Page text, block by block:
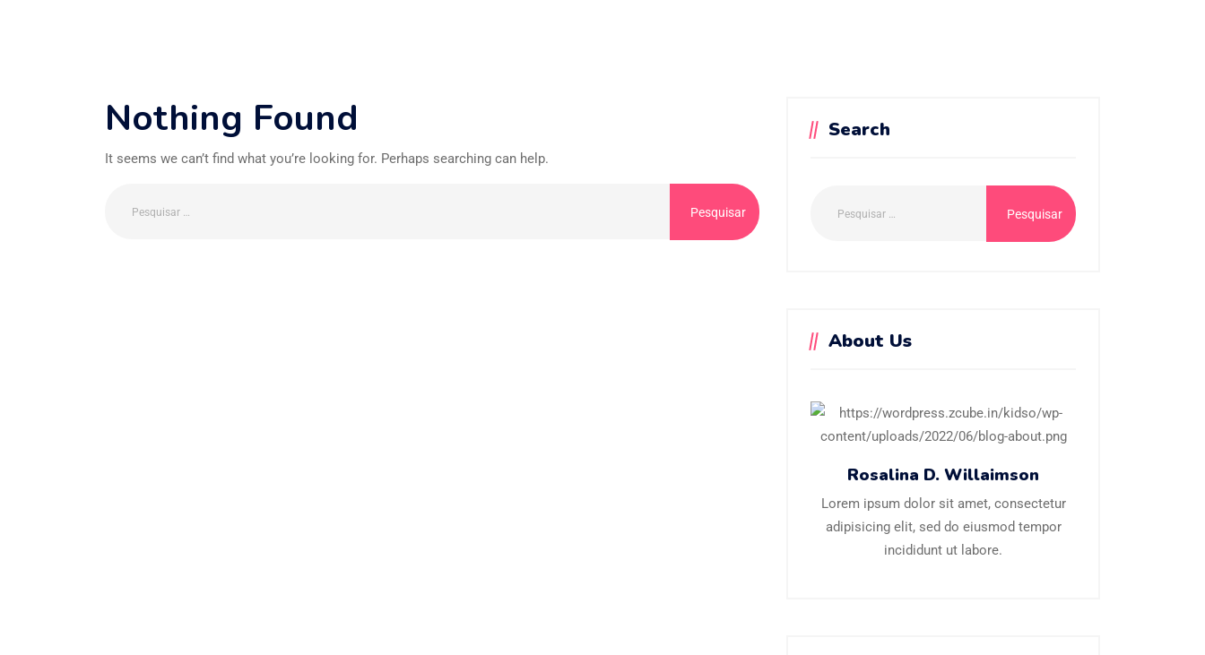
Nothing Found
It seems we can’t find what you’re looking for. Perhaps searching can help.
Search
About Us
Rosalina D. Willaimson
Lorem ipsum dolor sit amet, consectetur
adipisicing elit, sed do eiusmod tempor
incididunt ut labore.